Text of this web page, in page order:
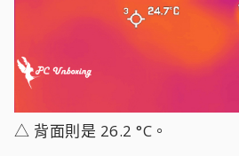
△ 背面則是 26.2 °C。